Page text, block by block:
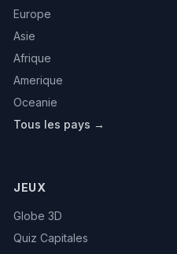
Europe
Asie
Afrique
Amerique
Oceanie
Tous les pays →
JEUX
Globe 3D
Quiz Capitales